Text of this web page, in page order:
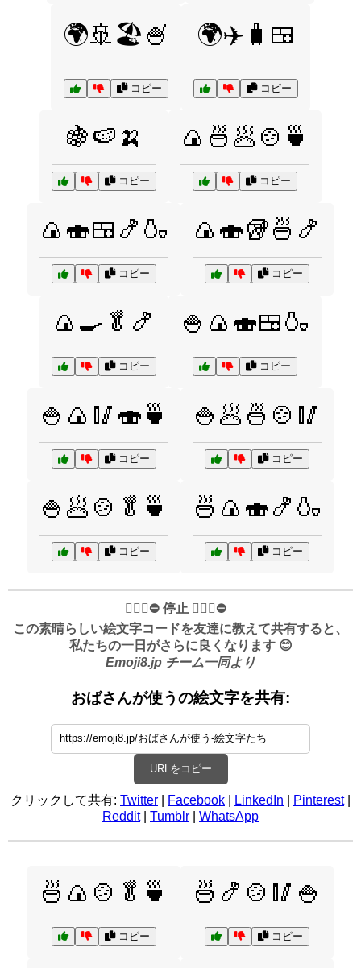
🌍🚢🏖️🍧
コピー
🌍✈️🧳🍱
コピー
🍇🍉🍌
コピー
🍙🍜🥟🍲🍵
コピー
🍙🍣🍱🍤🍶
コピー
🍙🍣🥡🍜🍤
コピー
🍙🍳🥬🍤
コピー
🍚🍙🍣🍱🍶
コピー
🍚🍙🥢🍣🍵
コピー
🍚🥟🍜🍲🥢
コピー
🍚🥟🍲🥬🍵
コピー
🍜🍙🍣🍤🍶
コピー
✋🏻🛑⛔️ 停止 ✋🏻🛑⛔️
この素晴らしい絵文字コードを友達に教えて共有すると、
私たちの一日がさらに良くなります 😊
Emoji8.jp チーム一同より
おばさんが使うの絵文字を共有:
URLをコピー
クリックして共有: Twitter Facebook LinkedIn Pinterest|
Reddit| Tumblr WhatsApp
🍜🍙🍲🥬🍵
コピー
🍜🍤🍲🥢🍚
コピー